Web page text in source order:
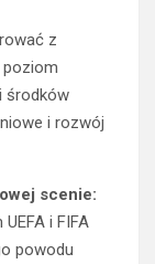
z
poziom
środków
i rozwój
scenie:
i FIFA
powodu